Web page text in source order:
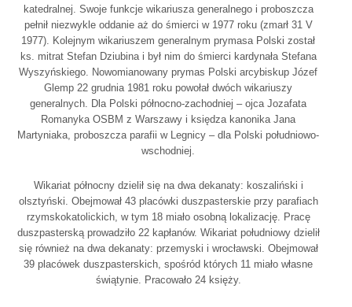
katedralnej. Swoje funkcje wikariusza generalnego i proboszcza
pełnił niezwykle oddanie aż do śmierci w 1977 roku (zmarł 31 V
1977). Kolejnym wikariuszem generalnym prymasa Polski został
ks. mitrat Stefan Dziubina i był nim do śmierci kardynała Stefana
Wyszyńskiego. Nowomianowany prymas Polski arcybiskup Józef
Glemp 22 grudnia 1981 roku powołał dwóch wikariuszy
generalnych. Dla Polski północno-zachodniej – ojca Jozafata
Romanyka OSBM z Warszawy i księdza kanonika Jana
Martyniaka, proboszcza parafii w Legnicy – dla Polski południowo-
wschodniej.
Wikariat północny dzielił się na dwa dekanaty: koszaliński i
olsztyński. Obejmował 43 placówki duszpasterskie przy parafiach
rzymskokatolickich, w tym 18 miało osobną lokalizację. Pracę
duszpasterską prowadziło 22 kapłanów. Wikariat południowy dzielił
się również na dwa dekanaty: przemyski i wrocławski. Obejmował
39 placówek duszpasterskich, spośród których 11 miało własne
świątynie. Pracowało 24 księży.